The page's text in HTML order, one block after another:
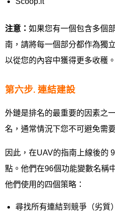
注意： 如果您有一個包含多個
南，請將每一個部分都作為獨
以從您的內容中獲得更多收穫。
第六步. 連結建設
外鏈是排名的最重要的因素之
名，通常情況下您不可避免需
因此，在UAV的指南上線後的
點。他們在96個功能變數名稱
他們使用的四個策略：
尋找所有連結到競爭（劣質